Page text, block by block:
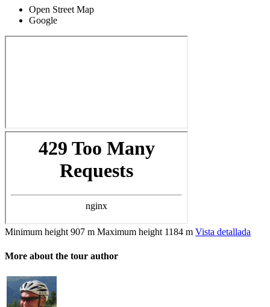
Open Street Map
Google
Minimum height 907 m Maximum height 1184 m Vista detallada
More about the tour author